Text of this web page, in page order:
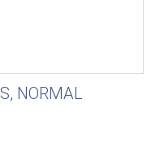
NORMAL